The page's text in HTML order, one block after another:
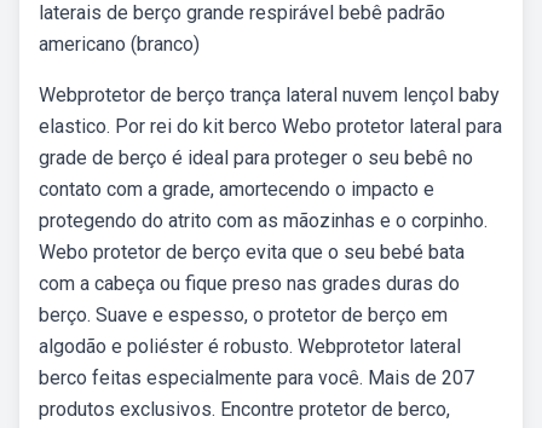
laterais de berço grande respirável bebê padrão
americano (branco)
Webprotetor de berço trança lateral nuvem lençol baby
elastico. Por rei do kit berco Webo protetor lateral para
grade de berço é ideal para proteger o seu bebê no
contato com a grade, amortecendo o impacto e
protegendo do atrito com as mãozinhas e o corpinho.
Webo protetor de berço evita que o seu bebé bata
com a cabeça ou fique preso nas grades duras do
berço. Suave e espesso, o protetor de berço em
algodão e poliéster é robusto. Webprotetor lateral
berco feitas especialmente para você. Mais de 207
produtos exclusivos. Encontre protetor de berco,